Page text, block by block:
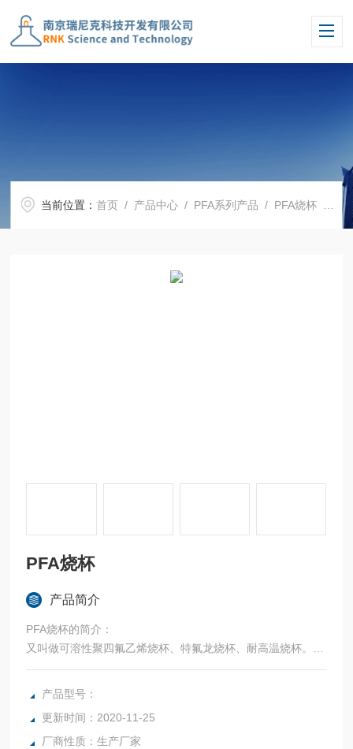
当前位置：首页 / 产品中心 / PFA系列产品 / PFA烧杯
PFA烧杯
产品简介
PFA烧杯的简介：
又叫做可溶性聚四氟乙烯烧杯、特氟龙烧杯、耐高温烧杯。
透明，带凸起刻度，非凡的化学耐受性和耐热稳定性。
产品型号：
更新时间：2020-11-25
厂商性质：生产厂家